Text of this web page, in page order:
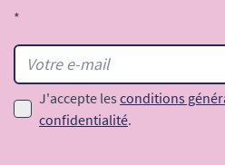
*
J'accepte les conditions
confidentialité.